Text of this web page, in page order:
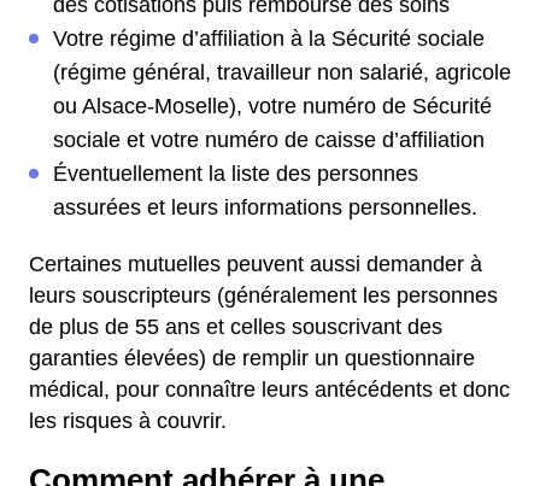
des cotisations puis remboursé des soins
Votre régime d’affiliation à la Sécurité sociale
(régime général, travailleur non salarié, agricole
ou Alsace-Moselle), votre numéro de Sécurité
sociale et votre numéro de caisse d’affiliation
Éventuellement la liste des personnes
assurées et leurs informations personnelles.
Certaines mutuelles peuvent aussi demander à
leurs souscripteurs (généralement les personnes
de plus de 55 ans et celles souscrivant des
garanties élevées) de remplir un questionnaire
médical, pour connaître leurs antécédents et donc
les risques à couvrir.